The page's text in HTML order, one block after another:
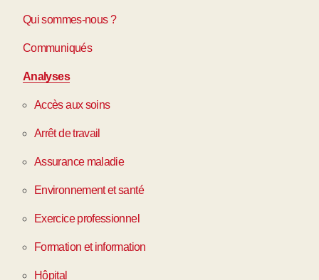
Qui sommes-nous ?
Communiqués
Analyses
Accès aux soins
Arrêt de travail
Assurance maladie
Environnement et santé
Exercice professionnel
Formation et information
Hôpital